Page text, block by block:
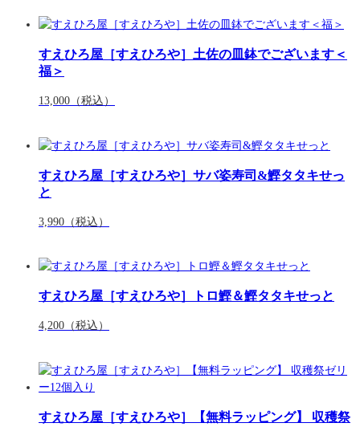
すえひろ屋［すえひろや］土佐の皿鉢でございます＜
福＞
13,000 （税込）
すえひろ屋［すえひろや］サバ姿寿司&鰹タタキせっ
と
3,990 （税込）
すえひろ屋［すえひろや］トロ鰹＆鰹タタキせっと
4,200 （税込）
すえひろ屋［すえひろや］【無料ラッピング】 収穫祭